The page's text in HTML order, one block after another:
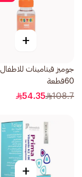
+
جوميز قيتامينات للاطفال
60قطعة
108.7
54.35
+